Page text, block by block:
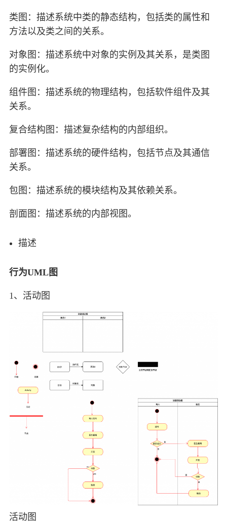
类图：描述系统中类的静态结构，包括类的属性和
方法以及类之间的关系。
对象图：描述系统中对象的实例及其关系，是类图
的实例化。
组件图：描述系统的物理结构，包括软件组件及其
关系。
复合结构图：描述复杂结构的内部组织。
部署图：描述系统的硬件结构，包括节点及其通信
关系。
包图：描述系统的模块结构及其依赖关系。
剖面图：描述系统的内部视图。
描述
行为UML图
1、活动图
活动图